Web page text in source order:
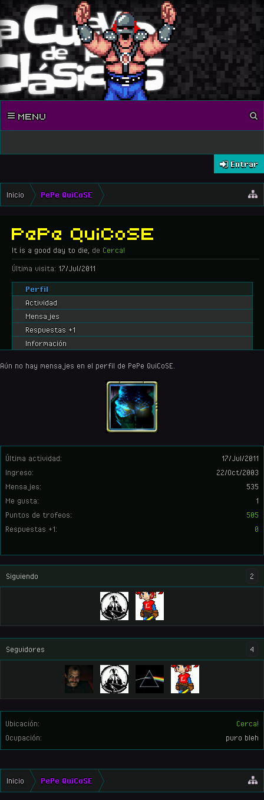
MENU
Entrar
Inicio PePe QuiCoSE
Última actividad:
17/Jul/2011
Ingreso:
22/Oct/2003
Mensajes:
535
Me gusta:
1
Puntos de trofeos:
505
Respuestas +1:
0
Siguiendo 2
Seguidores 4
Ubicación:
Cerca!
Ocupación:
puro bleh
PePe QuiCoSE
It is a good day to die de Cerca!
Última visita: 17/Jul/2011
Perfil
Actividad
Mensajes
Respuestas +1
Información
Aún no hay mensajes en el perfil de PePe QuiCoSE.
Inicio PePe QuiCoSE